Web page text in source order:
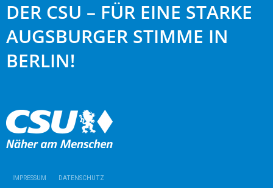
DER CSU – FÜR EINE STARKE
AUGSBURGER STIMME IN
BERLIN!
IMPRESSUM DATENSCHUTZ